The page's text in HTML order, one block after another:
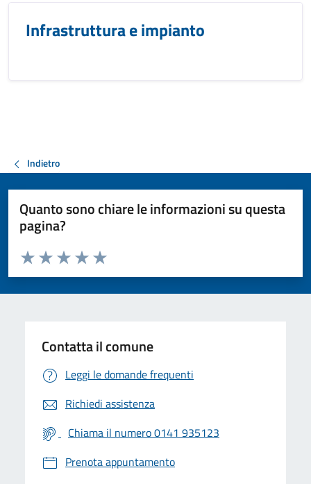
Infrastruttura e impianto
Indietro
Quanto sono chiare le informazioni su questa
pagina?
Valuta da 1 a 5 stelle la pagina
Valuta 5 stelle su 5
Valuta 4 stelle su 5
Valuta 3 stelle su 5
Valuta 2 stelle su 5
Valuta 1 stelle su 5
Contatta il comune
Leggi le domande frequenti
Richiedi assistenza
Chiama il numero 0141 935123
Prenota appuntamento